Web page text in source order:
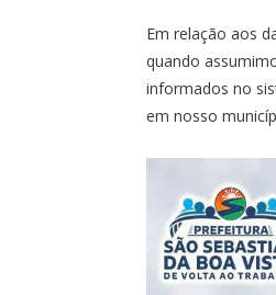
Em relação aos
quando
informados no
em nosso